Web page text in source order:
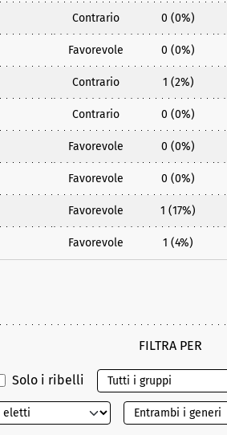
Contrario 0 (0%)
Favorevole 0 (0%)
Contrario 1 (2%)
Contrario 0 (0%)
Favorevole 0 (0%)
Favorevole 0 (0%)
Favorevole 1 (17%)
Favorevole 1 (4%)
FILTRA PER
Solo i ribelli